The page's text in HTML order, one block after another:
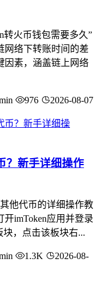
转火币钱包需要多久”
网络下转账时间的差
因素，涵盖链上网络
976 2026-08-07
？新手详细操作
他代币的详细操作教
imToken应用并登录
块，点击该板块右...
1.3K
2026-08-